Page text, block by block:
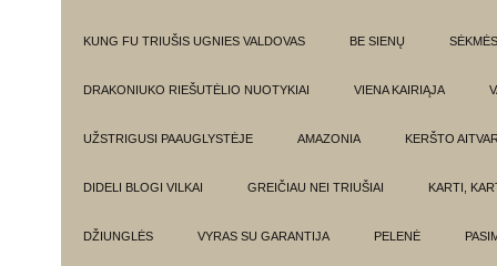
KUNG FU TRIUŠIS UGNIES VALDOVAS BE SIENŲ
DRAKONIUKO RIEŠUTĖLIO NUOTYKIAI VIENA KAIRIĄJA
UŽSTRIGUSI PAAUGLYSTĖJE AMAZONIA KERŠTO
DIDELI BLOGI VILKAI GREIČIAU NEI TRIUŠIAI KARTI,
DŽIUNGLĖS VYRAS SU GARANTIJA PELENĖ